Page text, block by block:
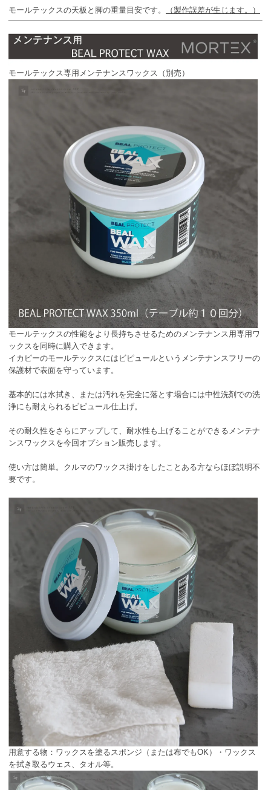
モールテックスの天板と脚の重量目安です。 （製作誤差が生じます。）
モールテックス専用メンテナンスワックス（別売）
モールテックスの性能をより長持ちさせるためのメンテナンス用専用ワ
ックスを同時に購入できます。
イカピーのモールテックスにはビピュールというメンテナンスフリーの
保護材で表面を守っています。
基本的には水拭き、または汚れを完全に落とす場合には中性洗剤での洗
浄にも耐えられるビピュール仕上げ。
その耐久性をさらにアップして、耐水性も上げることができるメンテナ
ンスワックスを今回オプション販売します。
使い方は簡単。クルマのワックス掛けをしたことある方ならほぼ説明不
要です。
用意する物：ワックスを塗るスポンジ（または布でもOK）・ワックス
を拭き取るウェス、タオル等。